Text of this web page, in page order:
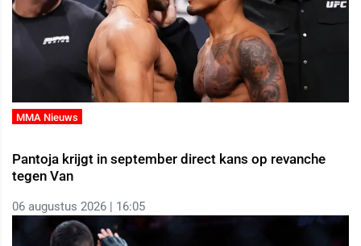
MMA Nieuws
Pantoja krijgt in september direct kans op revanche
tegen Van
06 augustus 2026 | 16:05